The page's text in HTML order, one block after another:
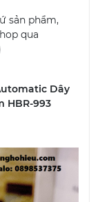
sản phẩm,
qua
Dây
HBR-993